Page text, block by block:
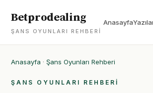
Betprodealing
ŞANS OYUNLARI REHBERI
Anasayfa
Anasayfa · Şans Oyunları Rehberi
ŞANS OYUNLARI REHBERI